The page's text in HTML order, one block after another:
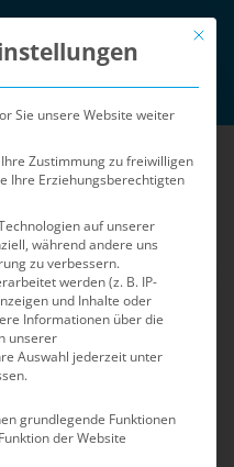
Seite 2
Mit
Sie unsere Website weiter
Zustimmung zu freiwilligen
Ihre Erziehungsberechtigten
auf unserer
während andere uns
zu verbessern.
werden (z. B. IP-
und Inhalte oder
Informationen über die
unserer
Auswahl jederzeit unter
Gruppen, für die
grundlegende Funktionen
der Website